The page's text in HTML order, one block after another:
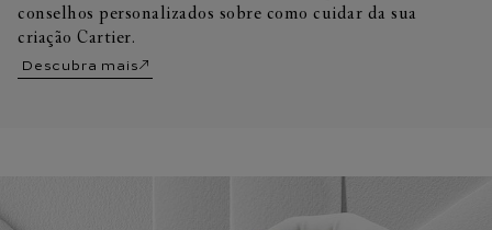
conselhos personalizados sobre como cuidar da sua
criação Cartier.
Descubra mais